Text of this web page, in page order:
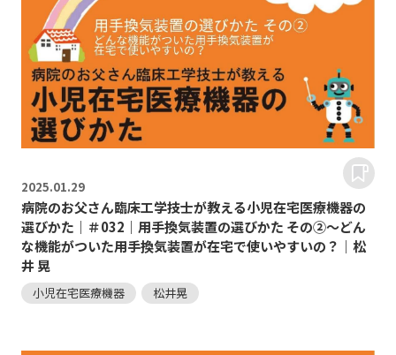
2025.01.29
病院のお父さん臨床工学技士が教える小児在宅医療機器の
選びかた｜＃032｜用手換気装置の選びかた その②～どん
な機能がついた用手換気装置が在宅で使いやすいの？｜松
井 晃
小児在宅医療機器 松井晃